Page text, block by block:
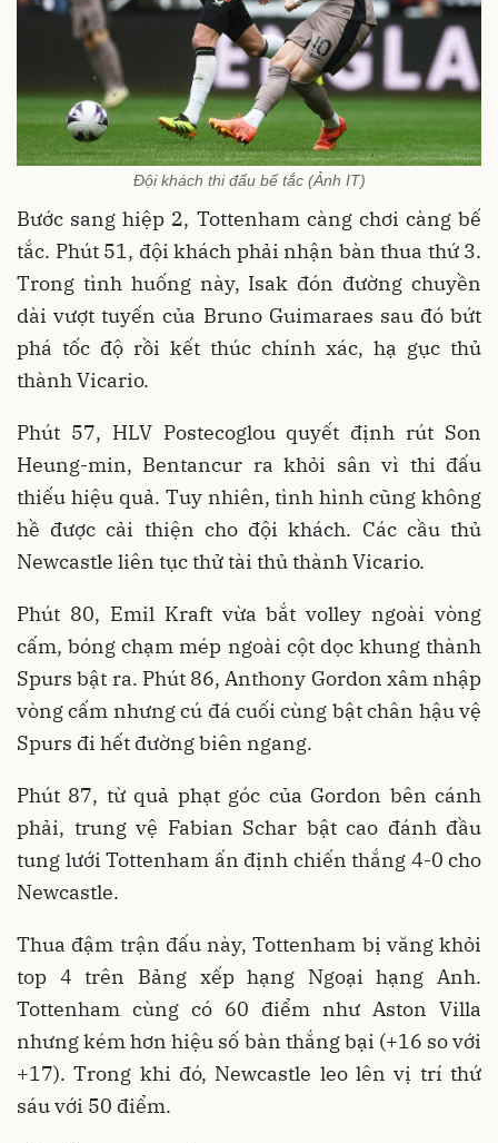
Đội khách thi đấu bế tắc (Ảnh IT)
Bước sang hiệp 2, Tottenham càng chơi càng bế
tắc. Phút 51, đội khách phải nhận bàn thua thứ 3.
Trong tình huống này, Isak đón đường chuyền
dài vượt tuyến của Bruno Guimaraes sau đó bứt
phá tốc độ rồi kết thúc chính xác, hạ gục thủ
thành Vicario.
Phút 57, HLV Postecoglou quyết định rút Son
Heung-min, Bentancur ra khỏi sân vì thi đấu
thiếu hiệu quả. Tuy nhiên, tình hình cũng không
hề được cải thiện cho đội khách. Các cầu thủ
Newcastle liên tục thử tài thủ thành Vicario.
Phút 80, Emil Kraft vừa bắt volley ngoài vòng
cấm, bóng chạm mép ngoài cột dọc khung thành
Spurs bật ra. Phút 86, Anthony Gordon xâm nhập
vòng cấm nhưng cú đá cuối cùng bật chân hậu vệ
Spurs đi hết đường biên ngang.
Phút 87, từ quả phạt góc của Gordon bên cánh
phải, trung vệ Fabian Schar bật cao đánh đầu
tung lưới Tottenham ấn định chiến thắng 4-0 cho
Newcastle.
Thua đậm trận đấu này, Tottenham bị văng khỏi
top 4 trên Bảng xếp hạng Ngoại hạng Anh.
Tottenham cùng có 60 điểm như Aston Villa
nhưng kém hơn hiệu số bàn thắng bại (+16 so với
+17). Trong khi đó, Newcastle leo lên vị trí thứ
sáu với 50 điểm.